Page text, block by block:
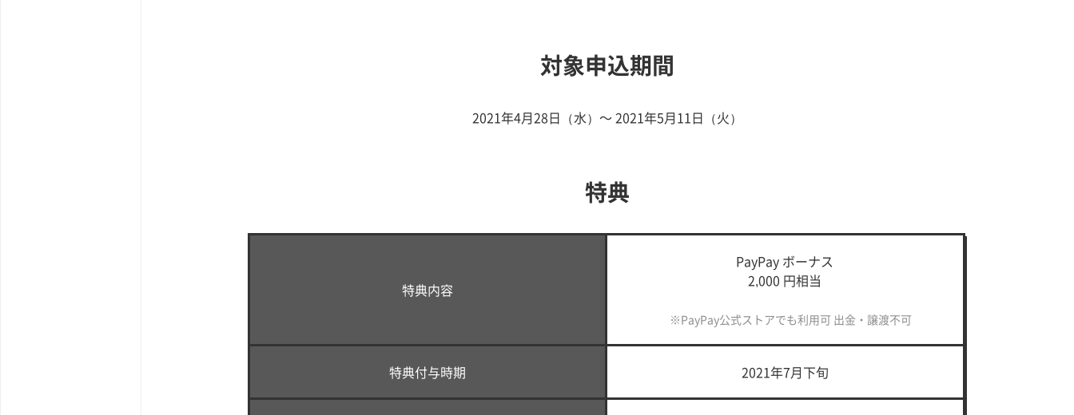
対象申込期間
2021年4月28日（水）～ 2021年5月11日（火）
特典
特典内容
PayPay ボーナス
2,000 円相当
※PayPay公式ストアでも利用可 出金・譲渡不可
特典付与時期 2021年7月下旬